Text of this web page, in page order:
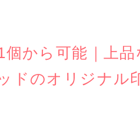
から可能｜上品
ドのオリジナル